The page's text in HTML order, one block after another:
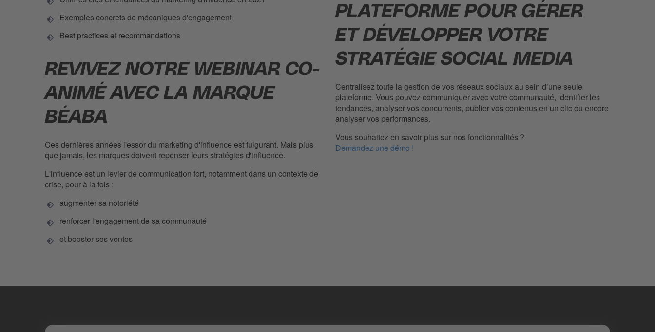
Exemples concrets de mécaniques d'engagement
Best practices et recommandations
REVIVEZ NOTRE WEBINAR CO-
ANIMÉ AVEC LA MARQUE
BÉABA
Ces dernières années l'essor du marketing d'influence est fulgurant. Mais plus
que jamais, les marques doivent repenser leurs stratégies d'influence.
L'influence est un levier de communication fort, notamment dans un contexte de
crise, pour à la fois :
augmenter sa notoriété
renforcer l'engagement de sa communauté
et booster ses ventes
PLATEFORME POUR GÉRER
ET DÉVELOPPER VOTRE
STRATÉGIE SOCIAL MEDIA
Centralisez toute la gestion de vos réseaux sociaux au sein d’une seule
plateforme. Vous pouvez communiquer avec votre communauté, identifier les
tendances, analyser vos concurrents, publier vos contenus en un clic ou encore
analyser vos performances.
Vous souhaitez en savoir plus sur nos fonctionnalités ?
Demandez une démo !